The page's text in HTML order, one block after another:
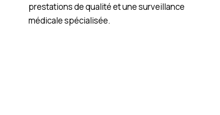
prestations de qualité et une surveillance
médicale spécialisée.